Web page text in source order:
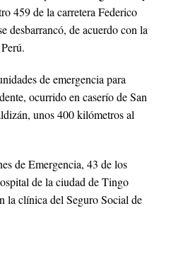
459 de la carretera Federico
desbarrancó, de acuerdo con la
de emergencia para
ocurrido en caserío de San
unos 400 kilómetros al
de Emergencia, 43 de los
de la ciudad de Tingo
la clínica del Seguro Social de